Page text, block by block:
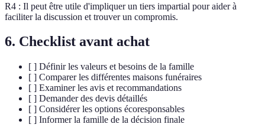
R4 : Il peut être utile d'impliquer un tiers impartial pour aider à
faciliter la discussion et trouver un compromis.
6. Checklist avant achat
[ ] Définir les valeurs et besoins de la famille
[ ] Comparer les différentes maisons funéraires
[ ] Examiner les avis et recommandations
[ ] Demander des devis détaillés
[ ] Considérer les options écoresponsables
[ ] Informer la famille de la décision finale